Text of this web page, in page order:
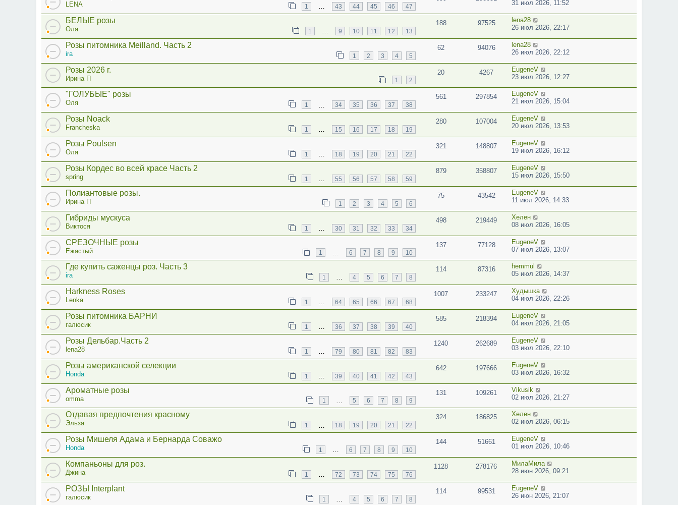
LENA 1 … 43 44 45 46 47
31 июл 2026, 11:52
БЕЛЫЕ розы
Оля 1 … 9 10 11 12 13
188 97525
lena28
26 июл 2026, 22:17
Розы питомника Meilland. Часть 2
ira 1 2 3 4 5
62 94076
lena28
26 июл 2026, 22:12
Розы 2026 г.
Ирина П 1 2
20 4267
EugeneV
23 июл 2026, 12:27
"ГОЛУБЫЕ" розы
Оля 1 34 35 36 37 38
561 297854
EugeneV
21 июл 2026, 15:04
Розы Noack
Francheska 1 … 15 16 17 18 19
280 107004
EugeneV
20 июл 2026, 13:53
Розы Poulsen
Оля 1 … 18 19 20 21 22
321 148807
EugeneV
19 июл 2026, 16:12
Розы Кордес во всей красе Часть 2
spring 1 … 55 56 57 58 59
879 358807
EugeneV
15 июл 2026, 15:50
Полиантовые розы.
Ирина П 1 2 3 4 5 6
75 43542
EugeneV
11 июл 2026, 14:33
Гибриды мускуса
Виктося 1 30 31 32 33 34
498 219449
Хелен
08 июл 2026, 16:05
СРЕЗОЧНЫЕ розы
Ежастый 1 6 7 8 9 10
137 77128
EugeneV
07 июл 2026, 13:07
Где купить саженцы роз. Часть 3
ira 1 … 4 5 6 7 8
114 87316
hemmul
05 июл 2026, 14:37
Harkness Roses
Lenka 1 … 64 65 66 67 68
1007 233247
Худышка
04 июл 2026, 22:26
Розы питомника БАРНИ
галюсик 1 … 36 37 38 39 40
585 218394
EugeneV
04 июл 2026, 21:05
Розы Дельбар.Часть 2
lena28 1 79 80 81 82 83
1240 262689
EugeneV
03 июл 2026, 22:10
Розы американской селекции
Honda 1 39 40 41 42 43
642 197666
EugeneV
03 июл 2026, 16:32
Ароматные розы
omma 1 5 6 7 8 9
131 109261
Vikusik
02 июл 2026, 21:27
Отдавая предпочтения красному
Эльза 1 18 19 20 21 22
324 186825
Хелен
02 июл 2026, 06:15
Розы Мишеля Адама и Бернарда Соважо
Honda 1 … 6 7 8 9 10
144 51661
EugeneV
01 июл 2026, 10:46
Компаньоны для роз.
Джина 1 … 72 73 74 75 76
1128 278176
МилаМила
28 июн 2026, 09:21
РОЗЫ Interplant
галюсик 1 … 4 5 6 7 8
114 99531
EugeneV
26 июн 2026, 21:07